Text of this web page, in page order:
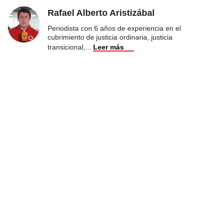
Rafael Alberto Aristizábal
Periodista con 6 años de experiencia en el
cubrimiento de justicia ordinaria, justicia
transicional,
Leer más